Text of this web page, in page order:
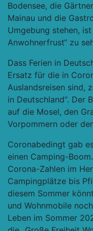
Bodensee, die
Mainau und die
Umgebung stehen,
Anwohnerfrust“ zu
Dass Ferien in
Ersatz für die in
Auslandsreisen sind,
in Deutschland“. Der
auf die Mosel, den
Vorpommern oder
Coronabedingt gab
einen Camping-
Corona-Zahlen im
Campingplätze bis
diesem Sommer
und Wohnmobile
Leben im Sommer